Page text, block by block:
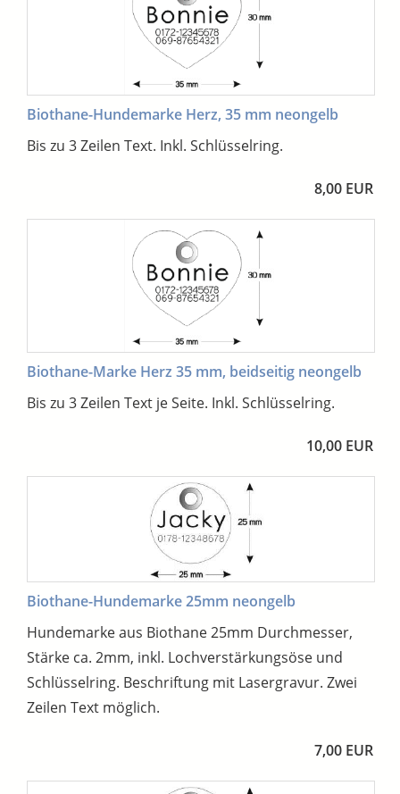
Biothane-Hundemarke Herz, 35 mm neongelb
Bis zu 3 Zeilen Text. Inkl. Schlüsselring.
8,00 EUR
Biothane-Marke Herz 35 mm, beidseitig neongelb
Bis zu 3 Zeilen Text je Seite. Inkl. Schlüsselring.
10,00 EUR
Biothane-Hundemarke 25mm neongelb
Hundemarke aus Biothane 25mm Durchmesser,
Stärke ca. 2mm, inkl. Lochverstärkungsöse und
Schlüsselring. Beschriftung mit Lasergravur. Zwei
Zeilen Text möglich.
7,00 EUR